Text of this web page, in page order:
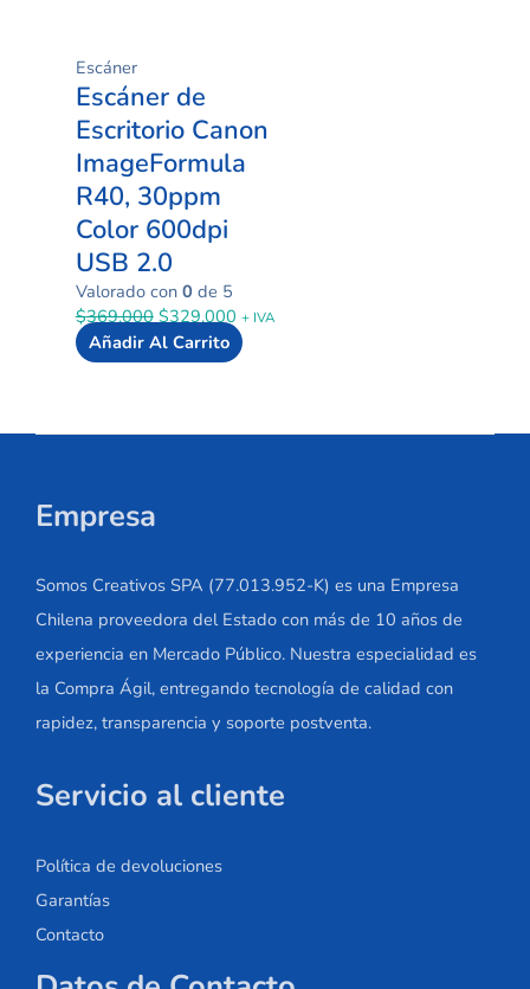
Escáner
Escáner de
Escritorio Canon
ImageFormula
R40, 30ppm
Color 600dpi
USB 2.0
Valorado con 0 de 5
$369.000 $329.000 + IVA
Añadir Al Carrito
Empresa
Somos Creativos SPA (77.013.952-K) es una Empresa
Chilena proveedora del Estado con más de 10 años de
experiencia en Mercado Público. Nuestra especialidad es
la Compra Ágil, entregando tecnología de calidad con
rapidez, transparencia y soporte postventa.
Servicio al cliente
Política de devoluciones
Garantías
Contacto